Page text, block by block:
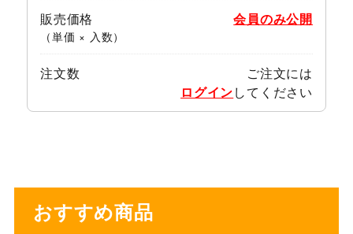
販売価格
（単価 × 入数）
会員のみ公開
注文数
ご注文には
ログインしてください
おすすめ商品